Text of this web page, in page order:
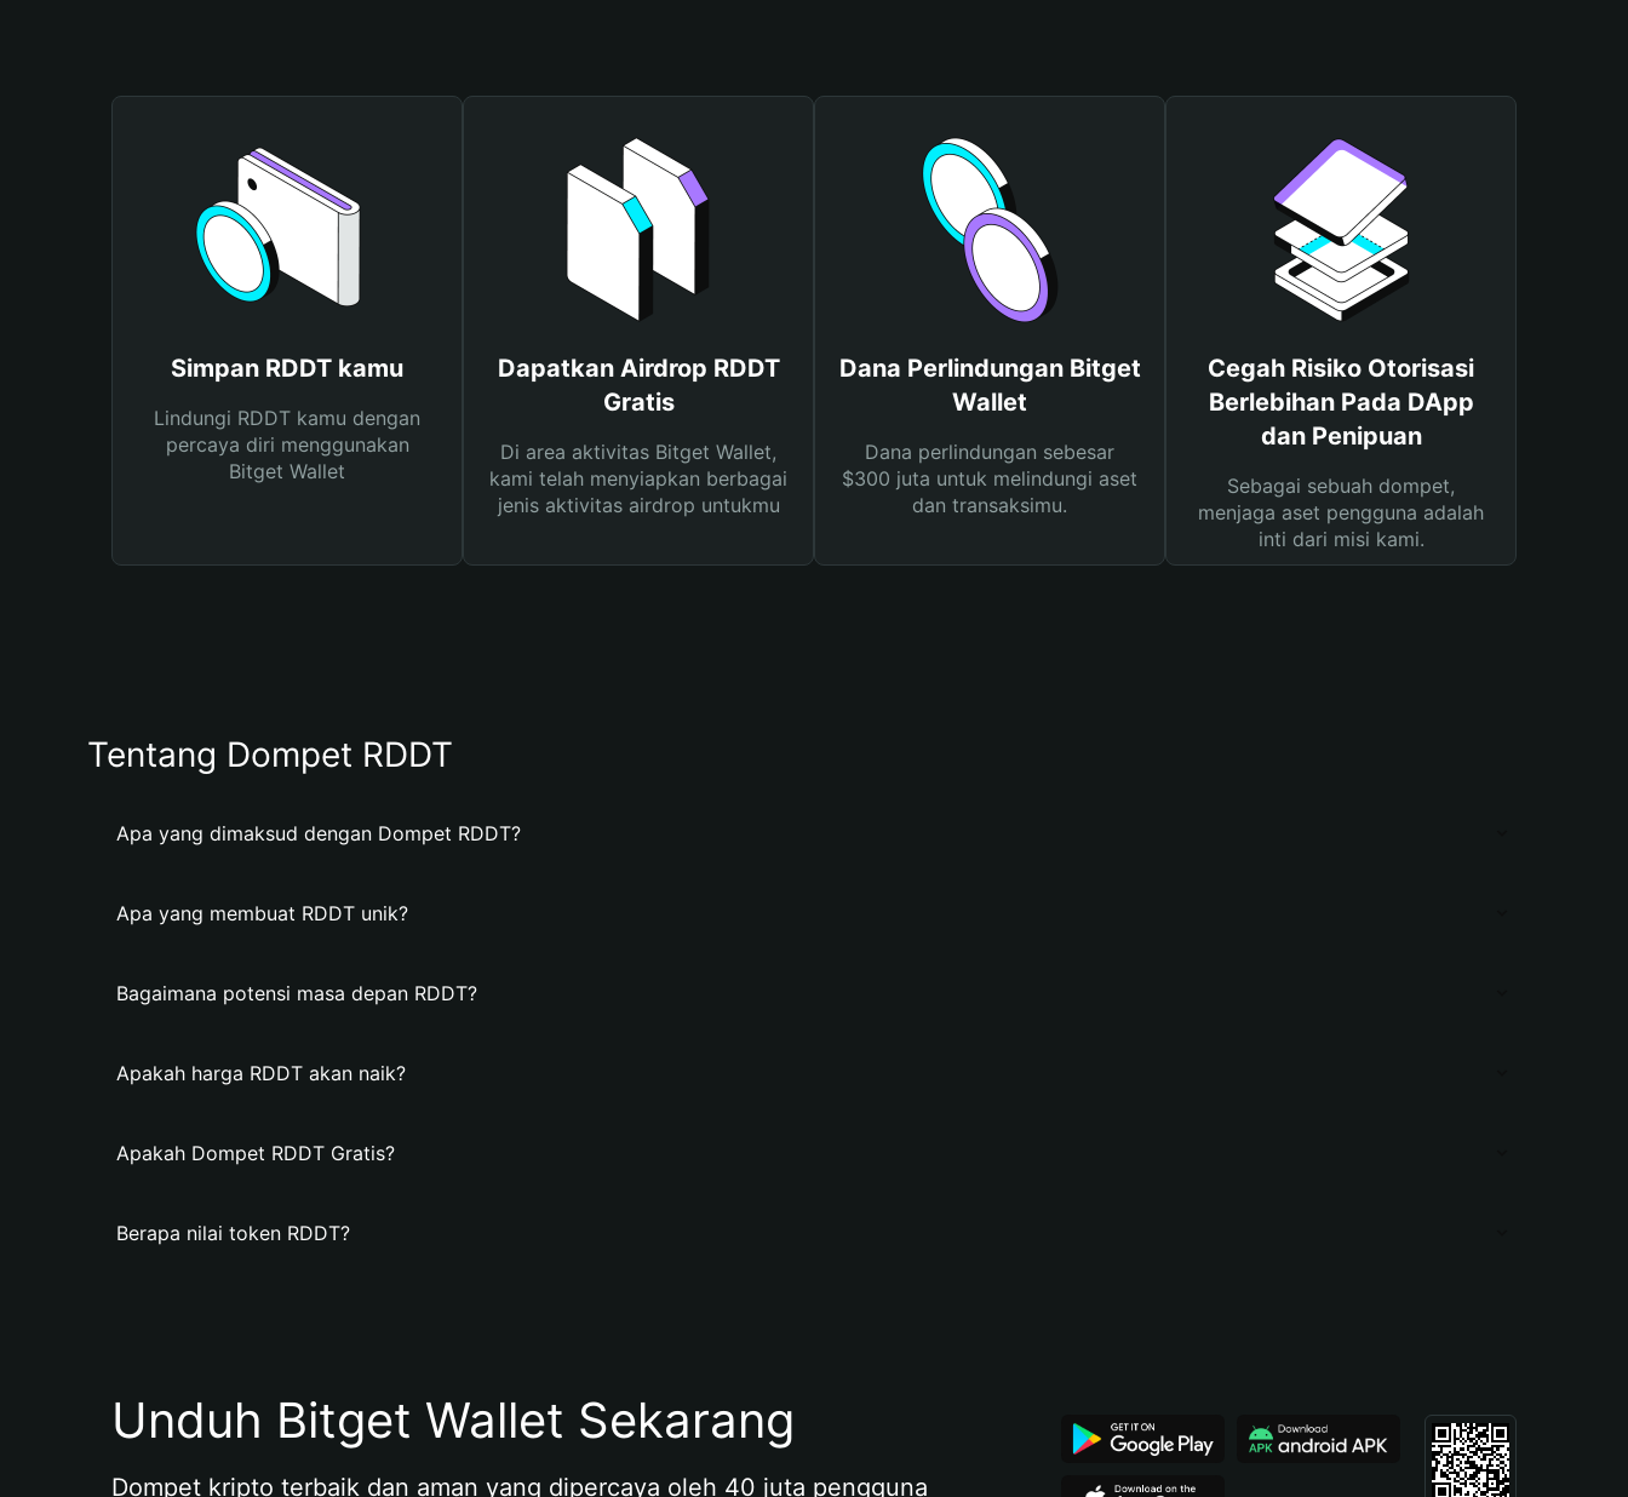
Simpan RDDT kamu
Lindungi RDDT kamu dengan
percaya diri menggunakan
Bitget Wallet
Dapatkan Airdrop RDDT
Gratis
Di area aktivitas Bitget Wallet,
kami telah menyiapkan berbagai
jenis aktivitas airdrop untukmu
Dana Perlindungan Bitget
Wallet
Dana perlindungan sebesar
$300 juta untuk melindungi aset
dan transaksimu.
Cegah Risiko Otorisasi
Berlebihan Pada DApp
dan Penipuan
Sebagai sebuah dompet,
menjaga aset pengguna adalah
inti dari misi kami.
Tentang Dompet RDDT
Apa yang dimaksud dengan Dompet RDDT?
Apa yang membuat RDDT unik?
Bagaimana potensi masa depan RDDT?
Apakah harga RDDT akan naik?
Apakah Dompet RDDT Gratis?
Berapa nilai token RDDT?
Unduh Bitget Wallet Sekarang
Dompet kripto terbaik dan aman yang dipercaya oleh 40 juta pengguna